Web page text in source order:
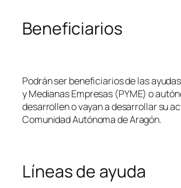
Beneficiarios
Podrán ser beneficiarios de las
y Medianas Empresas (PYME) o
desarrollen o vayan a desarrollar su
Comunidad Autónoma de Aragón.
Líneas de ayuda